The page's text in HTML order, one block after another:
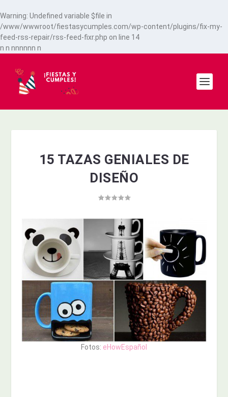
Warning: Undefined variable $file in
/www/wwwroot/fiestasycumples.com/wp-content/plugins/fix-my-
feed-rss-repair/rss-feed-fixr.php on line 14
n n nnnnnn n
15 TAZAS GENIALES DE
DISEÑO
Fotos: eHowEspañol